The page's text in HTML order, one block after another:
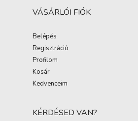
VÁSÁRLÓI FIÓK
Belépés
Regisztráció
Profilom
Kosár
Kedvenceim
KÉRDÉSED VAN?